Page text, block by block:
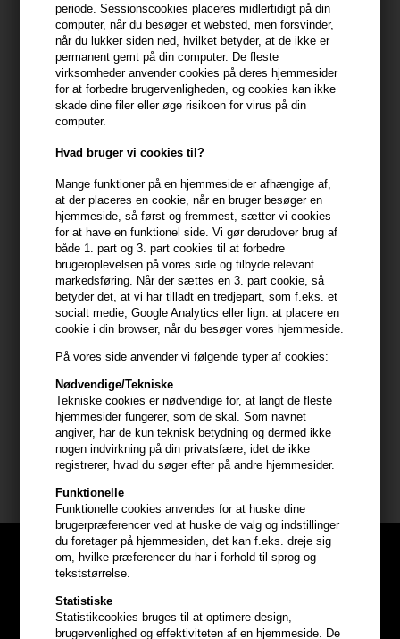
periode. Sessionscookies placeres midlertidigt på din
computer, når du besøger et websted, men forsvinder,
når du lukker siden ned, hvilket betyder, at de ikke er
permanent gemt på din computer. De fleste
virksomheder anvender cookies på deres hjemmesider
for at forbedre brugervenligheden, og cookies kan ikke
skade dine filer eller øge risikoen for virus på din
computer.
Hvad bruger vi cookies til?
Mange funktioner på en hjemmeside er afhængige af,
at der placeres en cookie, når en bruger besøger en
hjemmeside, så først og fremmest, sætter vi cookies
for at have en funktionel side. Vi gør derudover brug af
både 1. part og 3. part cookies til at forbedre
brugeroplevelsen på vores side og tilbyde relevant
markedsføring. Når der sættes en 3. part cookie, så
betyder det, at vi har tilladt en tredjepart, som f.eks. et
socialt medie, Google Analytics eller lign. at placere en
cookie i din browser, når du besøger vores hjemmeside.
På vores side anvender vi følgende typer af cookies:
Nødvendige/Tekniske
Tekniske cookies er nødvendige for, at langt de fleste
hjemmesider fungerer, som de skal. Som navnet
angiver, har de kun teknisk betydning og dermed ikke
nogen indvirkning på din privatsfære, idet de ikke
registrerer, hvad du søger efter på andre hjemmesider.
Funktionelle
Funktionelle cookies anvendes for at huske dine
brugerpræferencer ved at huske de valg og indstillinger
du foretager på hjemmesiden, det kan f.eks. dreje sig
om, hvilke præferencer du har i forhold til sprog og
tekststørrelse.
Statistiske
Statistikcookies bruges til at optimere design,
brugervenlighed og effektiviteten af en hjemmeside. De
Beskrivelse Anmeldelser Fabrikant
Color Wow Cult Favorite Firm + Flexible Hairspray 250ml er en
vægtløs, hurtigtørrende hårlak, der giver et fast, men fleksibelt
hold uden at stivne eller efterlade rester. Den er udviklet til at
beskytte mod luftfugtighed og bevare frisuren hele dagen –
perfekt til både glatte og voluminøse styles.
Egenskaber
- Giver stærkt, men fleksibelt hold
- Efterlader håret blødt og bevægeligt
- Tørrer hurtigt og klistrer ikke
- Modstår luftfugtighed og holder frizz væk
- Uden alkohol og silikone
Anvendelse
- Ryst flasken grundigt før brug
- Spray jævnt over tørt, stylet hår
- Hold flasken ca. 20–25 cm fra håret
- Påfør mere for ekstra hold
- Perfekt som afsluttende finish
Størrelse: 250ml